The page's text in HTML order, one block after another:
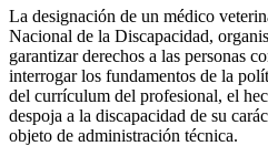
La designación de un médico
Nacional de la Discapacidad,
garantizar derechos a las personas
interrogar los fundamentos de la
del currículum del profesional, el
despoja a la discapacidad de su
objeto de administración técnica.